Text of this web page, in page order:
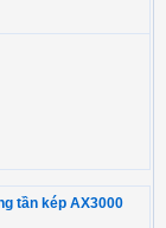
tần kép AX3000